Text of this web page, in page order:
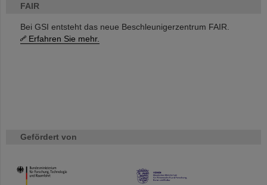
FAIR
Bei GSI entsteht das neue Beschleunigerzentrum FAIR.
Erfahren Sie mehr.
Gefördert von
HMWK